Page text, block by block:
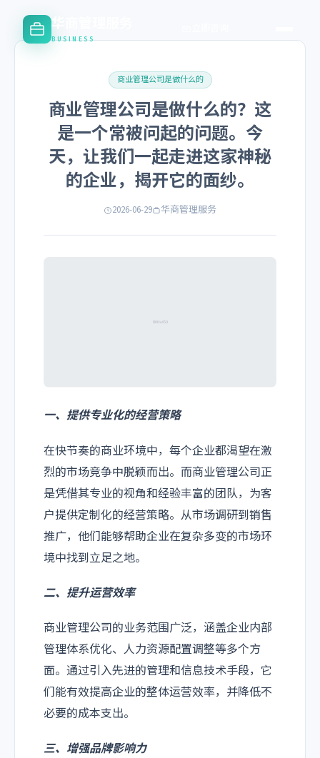
华商管理服务
BUSINESS
商业管理公司是做什么的
商业管理公司是做什么的？这
是一个常被问起的问题。今
天，让我们一起走进这家神秘
的企业，揭开它的面纱。
2026-06-29 华商管理服务
一、提供专业化的经营策略
在快节奏的商业环境中，每个企业都渴望在激
烈的市场竞争中脱颖而出。而商业管理公司正
是凭借其专业的视角和经验丰富的团队，为客
户提供定制化的经营策略。从市场调研到销售
推广，他们能够帮助企业在复杂多变的市场环
境中找到立足之地。
二、提升运营效率
商业管理公司的业务范围广泛，涵盖企业内部
管理体系优化、人力资源配置调整等多个方
面。通过引入先进的管理和信息技术手段，它
们能有效提高企业的整体运营效率，并降低不
必要的成本支出。
三、增强品牌影响力